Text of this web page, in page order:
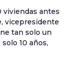
viviendas antes
vicepresidente
tan solo un
10 años,